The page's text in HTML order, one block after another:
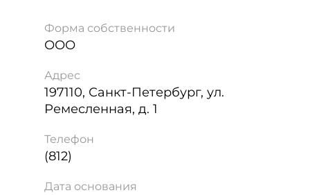
Форма собственности
ООО
Адрес
197110, Санкт-Петербург, ул.
Ремесленная, д. 1
Телефон
(812)
Дата основания